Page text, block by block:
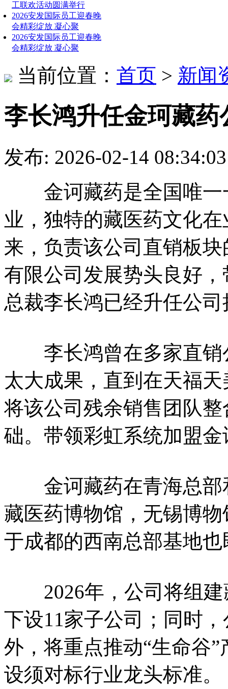
工联欢活动圆满举行
2026安发国际员工迎春晚
会精彩绽放 凝心聚
2026安发国际员工迎春晚
会精彩绽放 凝心聚
当前位置： 首页 > 新闻
李长鸿升任金珂藏药
发布: 2026-02-14
金诃藏药是全国唯一
业，独特的藏医药文化
来，负责该公司直销板
有限公司发展势头良好
总裁李长鸿已经升任公
李长鸿曾在多家直销
太大成果，直到在天福
将该公司残余销售团队
础。带领彩虹系统加盟
金诃藏药在青海总部
藏医药博物馆，无锡博
于成都的西南总部基地
2026年，公司将组建
下设11家子公司；同时
外，将重点推动“生命谷
设须对标行业龙头标准。